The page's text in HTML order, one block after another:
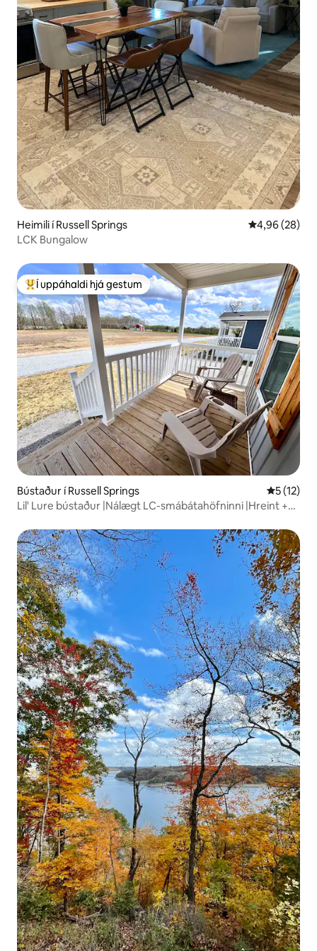
Heimili í Russell Springs 4,96 af 5 í
4,96 (28)
LCK Bungalow
Í mestu uppáhaldi hjá gestum
Í uppáhaldi hjá gestum
Bústaður í Russell Springs 5 af 5 í
5 (12)
Lil' Lure bústaður |Nálægt LC-smábátahöfninni |Hreint +